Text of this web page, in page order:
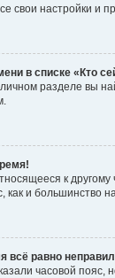
свои настройки и
в списке «Кто
разделе вы
к другому
как и большинство
всё равно
часовой